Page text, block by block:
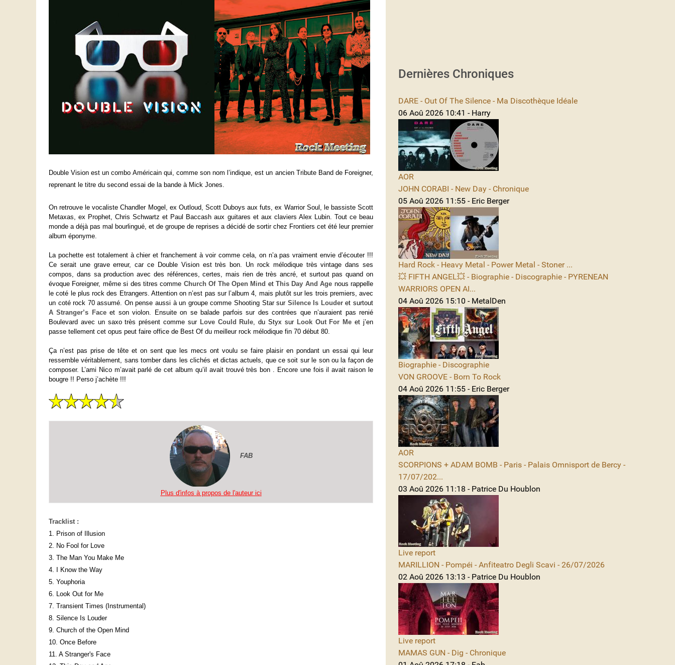
Double Vision est un combo Américain qui, comme son nom l’indique, est un ancien Tribute Band de Foreigner,
reprenant le titre du second essai de la bande à Mick Jones.
On retrouve le vocaliste Chandler Mogel, ex Outloud, Scott Duboys aux futs, ex Warrior Soul, le bassiste Scott
Metaxas, ex Prophet, Chris Schwartz et Paul Baccash aux guitares et aux claviers Alex Lubin. Tout ce beau
monde a déjà pas mal bourlingué, et de groupe de reprises a décidé de sortir chez Frontiers cet été leur premier
album éponyme.
La pochette est totalement à chier et franchement à voir comme cela, on n’a pas vraiment envie d’écouter !!!
Ce serait une grave erreur, car ce Double Vision est très bon. Un rock mélodique très vintage dans ses
compos, dans sa production avec des références, certes, mais rien de très ancré, et surtout pas quand on
évoque Foreigner, même si des titres comme Church Of The Open Mind etThis Day And Age nous rappelle
le coté le plus rock des Etrangers. Attention on n’est pas sur l’album 4, mais plutôt sur les trois premiers, avec
un coté rock 70 assumé. On pense aussi à un groupe comme Shooting Star sur Silence Is Louderet surtout
A Stranger’s Faceet son violon. Ensuite on se balade parfois sur des contrées que n’auraient pas renié
Boulevard avec un saxo très présent comme sur Love Could Rule, du Styx sur Look Out For Me et j’en
passe tellement cet opus peut faire office de Best Of du meilleur rock mélodique fin 70 début 80.
Ça n’est pas prise de tête et on sent que les mecs ont voulu se faire plaisir en pondant un essai qui leur
ressemble véritablement, sans tomber dans les clichés et dictas actuels, que ce soit sur le son ou la façon de
composer. L’ami Nico m’avait parlé de cet album qu’il avait trouvé très bon . Encore une fois il avait raison le
bougre !! Perso j’achète !!!
FAB
Plus d'infos à propos de l'auteur ici
Tracklist :
1. Prison of Illusion
2. No Fool for Love
3. The Man You Make Me
4. I Know the Way
5. Youphoria
6. Look Out for Me
7. Transient Times (Instrumental)
8. Silence Is Louder
9. Church of the Open Mind
10. Once Before
11. A Stranger's Face
Dernières Chroniques
DARE - Out Of The Silence - Ma Discothèque Idéale
06 Aoû 2026 10:41 - Harry
AOR
JOHN CORABI - New Day - Chronique
05 Aoû 2026 11:55 - Eric Berger
Hard Rock - Heavy Metal - Power Metal - Stoner ...
💥 FIFTH ANGEL💥 - Biographie - Discographie - PYRENEAN
WARRIORS OPEN AI...
04 Aoû 2026 15:10 - MetalDen
Biographie - Discographie
VON GROOVE - Born To Rock
04 Aoû 2026 11:55 - Eric Berger
AOR
SCORPIONS + ADAM BOMB - Paris - Palais Omnisport de Bercy -
17/07/202...
03 Aoû 2026 11:18 - Patrice Du Houblon
Live report
MARILLION - Pompéi - Anfiteatro Degli Scavi - 26/07/2026
02 Aoû 2026 13:13 - Patrice Du Houblon
Live report
MAMAS GUN - Dig - Chronique